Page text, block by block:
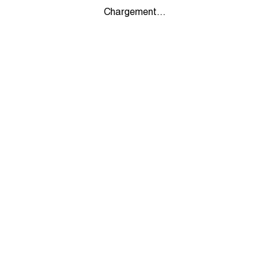
Chargement...